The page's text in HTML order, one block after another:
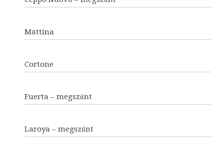
Mattina
Cortone
Fuerta – megszűnt
Laroya – megszűnt